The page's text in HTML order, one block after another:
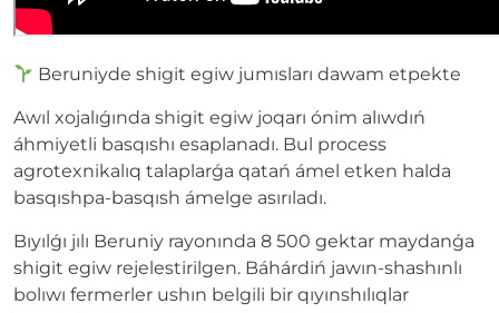
Beruniyde shigit egiw jumısları dawam etpekte
Awıl xojalıǵında shigit egiw joqarı ónim alıwdıń
áhmiyetli basqıshı esaplanadı. Bul process
agrotexnikalıq talaplarǵa qatań ámel etken halda
basqıshpa-basqısh ámelge asırıladı.
Bıyılǵı jılı Beruniy rayonında 8 500 gektar maydanǵa
shigit egiw rejelestirilgen. Báhárdiń jawın-shashınlı
bolıwı fermerler ushın belgili bir qıyınshılıqlar